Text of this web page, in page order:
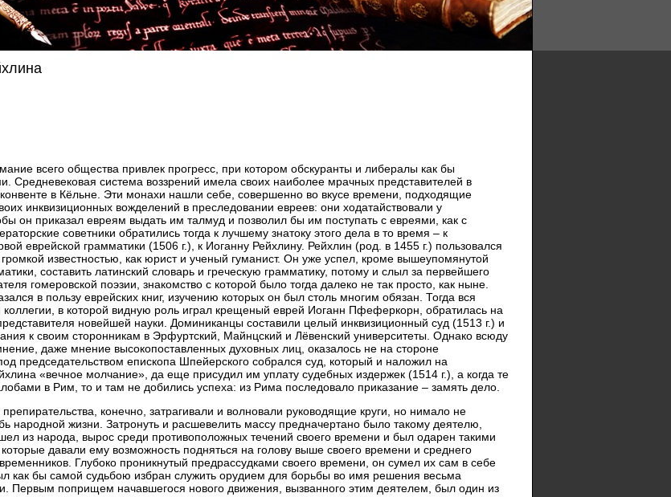
всего общества привлек прогресс, при котором обскуранты и либералы как бы
Средневековая система воззрений имела своих наиболее мрачных представителей в
в Кёльне. Эти монахи нашли себе, совершенно во вкусе времени, подходящие
инквизиционных вожделений в преследовании евреев: они ходатайствовали у
он приказал евреям выдать им талмуд и позволил бы им поступать с евреями, как с
советники обратились тогда к лучшему знатоку этого дела в то время – к
еврейской грамматики (1506 г.), к Иоганну Рейхлину. Рейхлин (род. в 1455 г.) пользовался
известностью, как юрист и ученый гуманист. Он уже успел, кроме вышеупомянутой
составить латинский словарь и греческую грамматику, потому и слыл за первейшего
гомеровской поэзии, знакомство с которой было тогда далеко не так просто, как ныне.
в пользу еврейских книг, изучению которых он был столь многим обязан. Тогда вся
коллегии, в которой видную роль играл крещеный еврей Иоганн Пфеферкорн, обратилась на
новейшей науки. Доминиканцы составили целый инквизиционный суд (1513 г.) и
к своим сторонникам в Эрфуртский, Майнцский и Лёвенский университеты. Однако всюду
даже мнение высокопоставленных духовных лиц, оказалось не на стороне
председательством епископа Шпейерского собрался суд, который и наложил на
«вечное молчание», да еще присудил им уплату судебных издержек (1514 г.), а когда те
в Рим, то и там не добились успеха: из Рима последовало приказание – замять дело.
конечно, затрагивали и волновали руководящие круги, но нимало не
народной жизни. Затронуть и расшевелить массу предначертано было такому деятелю,
из народа, вырос среди противоположных течений своего времени и был одарен такими
давали ему возможность подняться на голову выше своего времени и среднего
Глубоко проникнутый предрассудками своего времени, он сумел их сам в себе
как бы самой судьбою избран служить орудием для борьбы во имя решения весьма
Первым поприщем начавшегося нового движения, вызванного этим деятелем, был один из